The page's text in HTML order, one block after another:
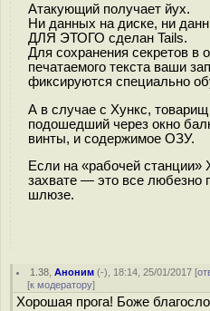
Атакующий получает йух.
Ни данных на диске, ни
ДЛЯ ЭТОГО сделан Tails.
Для сохранения секретов в
печатаемого текста ваши
фиксируются специально
А в случае с Хункс,
подошедший через окно
винты, и содержимое ОЗУ.
Если на «рабочей станции»
захвате — это все любезно
шлюзе.
1.38 ,Аноним (-), 18:14, 25/01/2017 [
[к модератору]
Хорошая прога! Боже